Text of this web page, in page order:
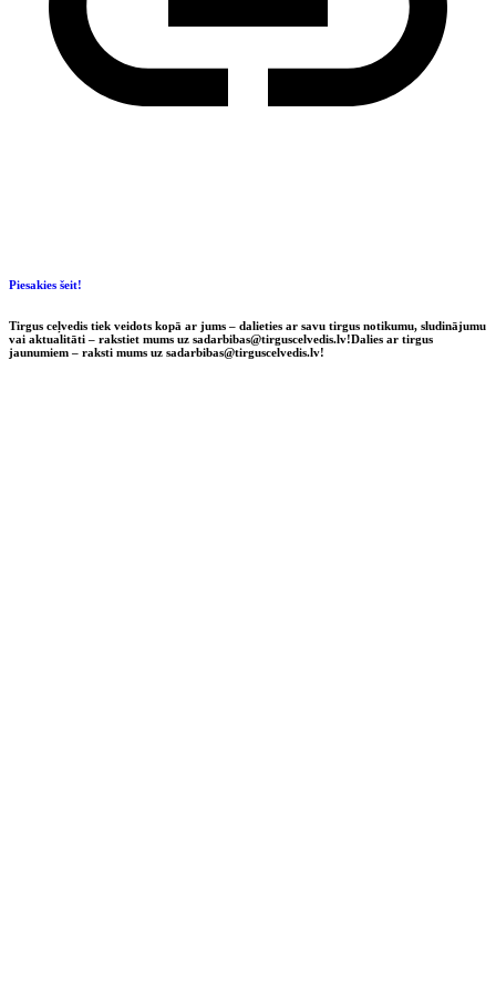
Piesakies šeit!
Tirgus ceļvedis tiek veidots kopā ar jums – dalieties ar savu tirgus notikumu, sludinājumu
vai aktualitāti – rakstiet mums uz sadarbibas@tirguscelvedis.lv!Dalies ar tirgus
jaunumiem – raksti mums uz sadarbibas@tirguscelvedis.lv!